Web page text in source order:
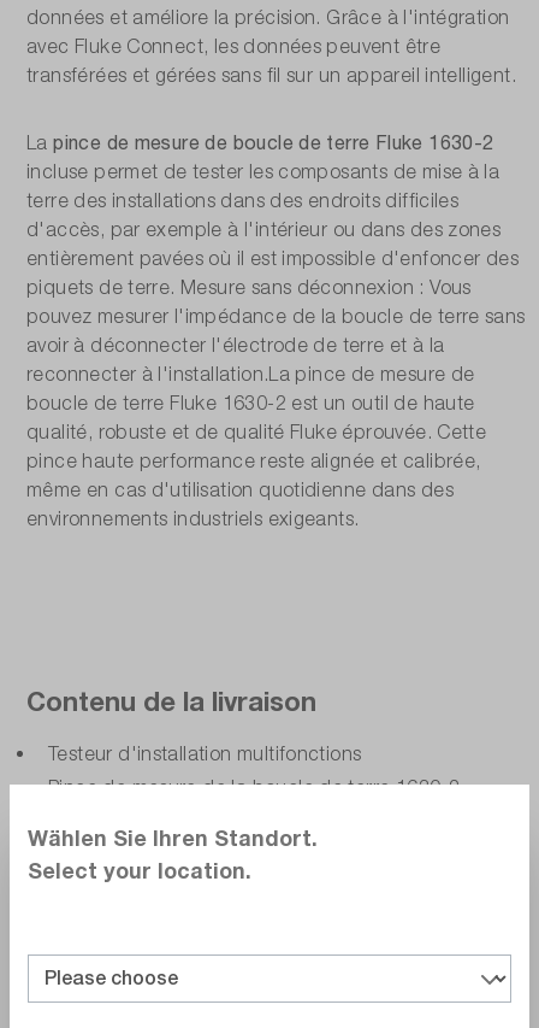
données et améliore la précision. Grâce à l'intégration
avec Fluke Connect, les données peuvent être
transférées et gérées sans fil sur un appareil intelligent.
Lapince de mesure de boucle de terre Fluke 1630-2
incluse permet de tester les composants de mise à la
terre des installations dans des endroits difficiles
d'accès, par exemple à l'intérieur ou dans des zones
entièrement pavées où il est impossible d'enfoncer des
piquets de terre. Mesure sans déconnexion : Vous
pouvez mesurer l'impédance de la boucle de terre sans
avoir à déconnecter l'électrode de terre et à la
reconnecter à l'installation.La pince de mesure de
boucle de terre Fluke 1630-2 est un outil de haute
qualité, robuste et de qualité Fluke éprouvée. Cette
pince haute performance reste alignée et calibrée,
même en cas d'utilisation quotidienne dans des
environnements industriels exigeants.
Contenu de la livraison
Testeur d'installation multifonctions
Pince de mesure de la boucle de terre 1630-2
Tête de sonde et cordons de mesure pour
Sangle de transport
Adaptateur de point zéro
Wählen Sie Ihren Standort.
Select your location.